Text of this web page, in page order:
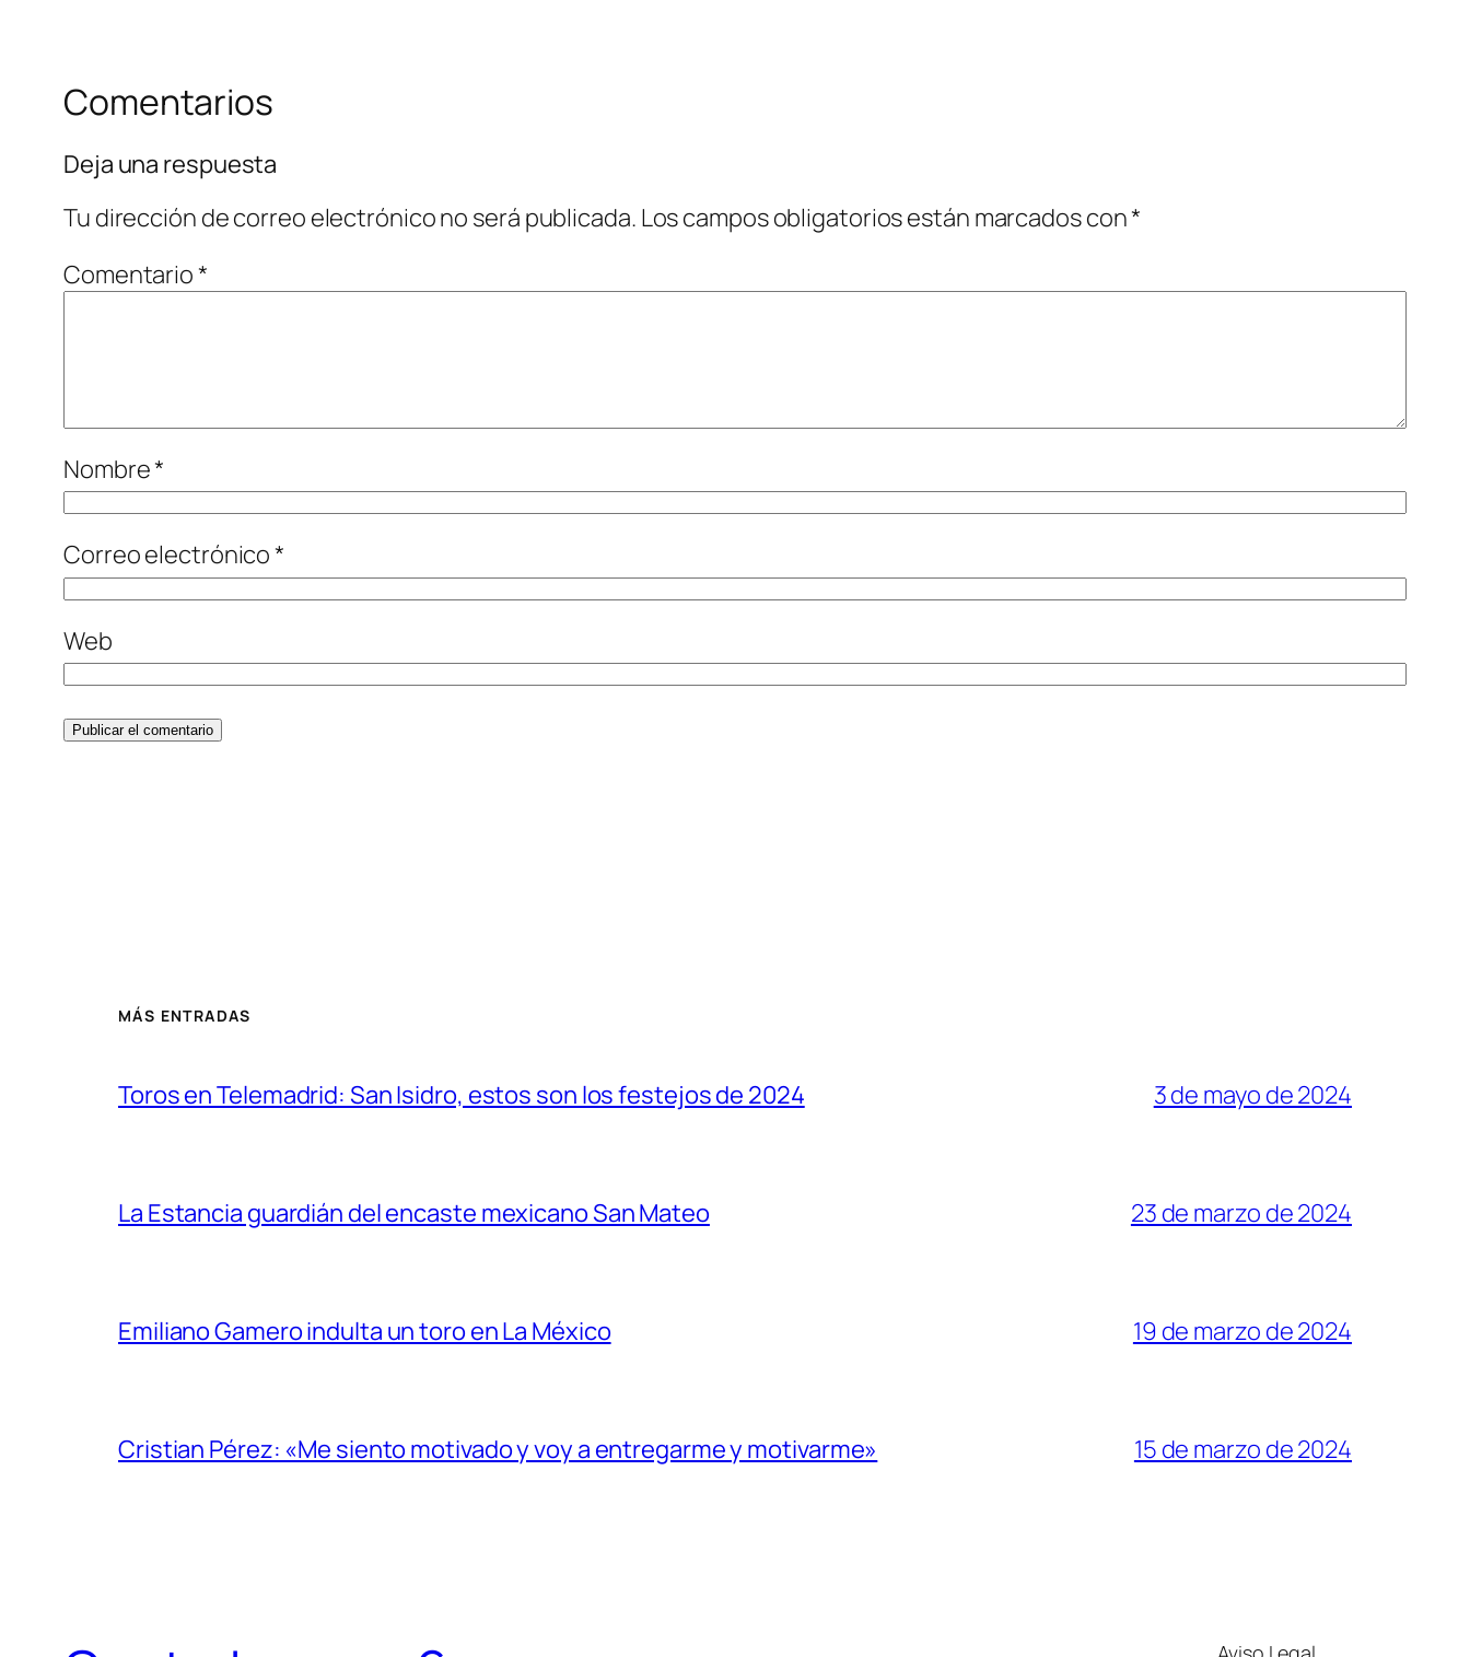
Comentarios
Deja una respuesta
Tu dirección de correo electrónico no será publicada. Los campos obligatorios están marcados con*
Comentario*
Nombre*
Correo electrónico*
Web
MÁS ENTRADAS
Toros en Telemadrid: San Isidro, estos son los festejos de 2024 3 de mayo de 2024
La Estancia guardián del encaste mexicano San Mateo 23 de marzo de 2024
Emiliano Gamero indulta un toro en La México 19 de marzo de 2024
Cristian Pérez: «Me siento motivado y voy a entregarme y motivarme» 15 de marzo de 2024